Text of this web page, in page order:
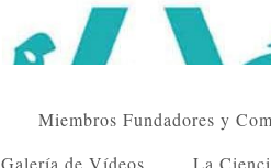
Miembros Fundadores y
Galería de Vídeos La